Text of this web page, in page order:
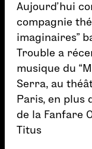
Aujourd’hui
compagnie
imaginaires”
Trouble a
musique du
Serra, au
Paris, en plus
de la Fanfare
Titus